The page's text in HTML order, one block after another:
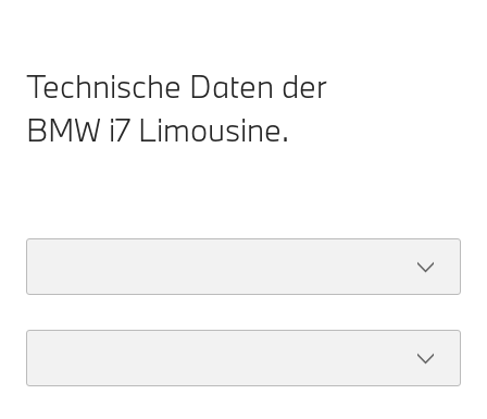
Technische Daten der
BMW i7 Limousine.